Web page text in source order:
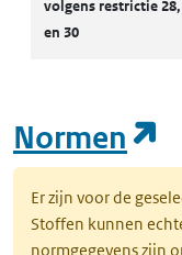
volgens restrictie
en 30
Normen
Er zijn voor de
Stoffen kunnen
normgegevens zijn